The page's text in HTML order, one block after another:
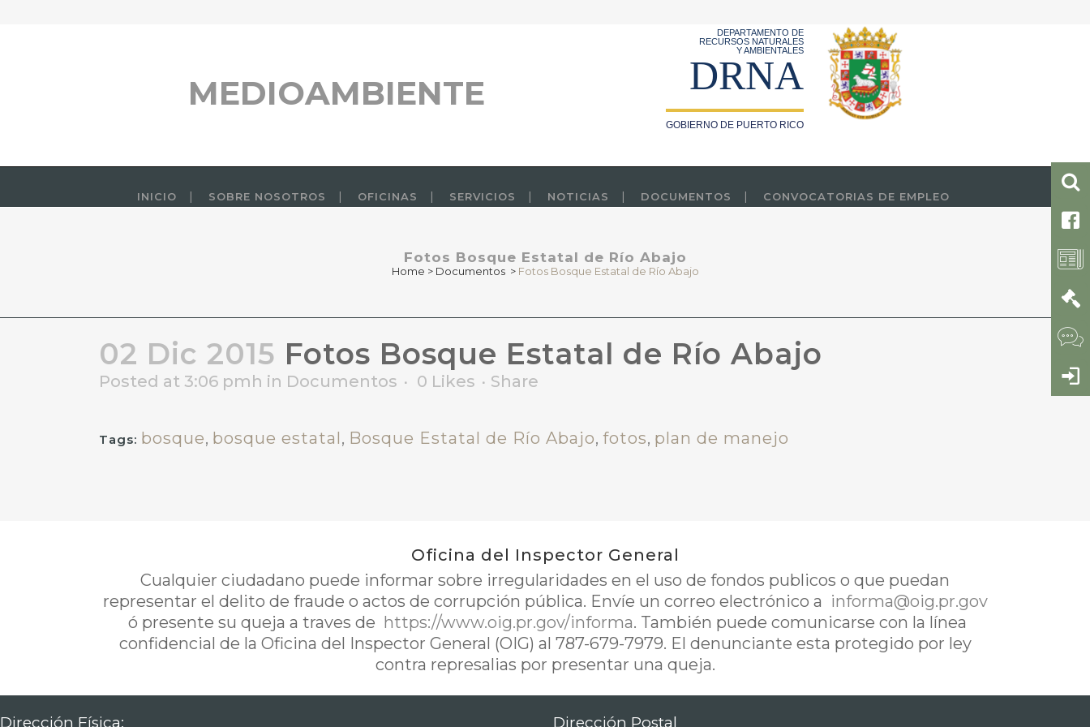
MEDIOAMBIENTE
DEPARTAMENTO DE
RECURSOS NATURALES
Y AMBIENTALES
DRNA
GOBIERNO DE PUERTO RICO
INICIO SOBRE NOSOTROS OFICINAS SERVICIOS NOTICIAS DOCUMENTOS CONVOCATORIAS DE EMPLEO
Fotos Bosque Estatal de Río Abajo
Home > Documentos > Fotos Bosque Estatal de Río Abajo
02 Dic 2015 Fotos Bosque Estatal de Río Abajo
Posted at 3:06 pmh in Documentos 0 Likes Share
Tags: bosque, bosque estatal, Bosque Estatal de Río Abajo, fotos, plan de manejo
Oficina del Inspector General
Cualquier ciudadano puede informar sobre irregularidades en el uso de fondos publicos o que puedan
representar el delito de fraude o actos de corrupción pública. Envíe un correo electrónico a informa@oig.pr.gov
ó presente su queja a traves de https://www.oig.pr.gov/informa. También puede comunicarse con la línea
confidencial de la Oficina del Inspector General (OIG) al 787-679-7979. El denunciante esta protegido por ley
contra represalias por presentar una queja.
Dirección Física: Dirección Postal